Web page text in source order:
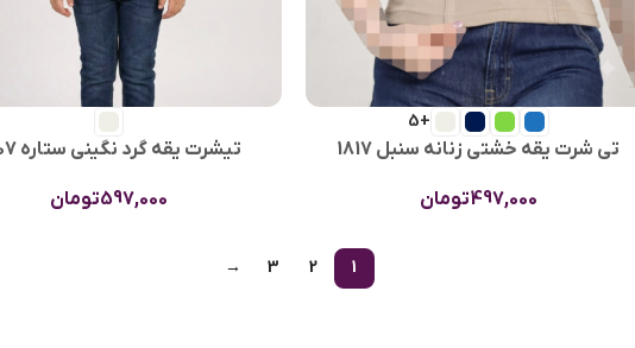
+5
تی شرت یقه خشتی زنانه سنبل 1817
497,000تومان
تیشرت یقه گرد نگینی ستاره 1807
597,000تومان
1
2
3
→